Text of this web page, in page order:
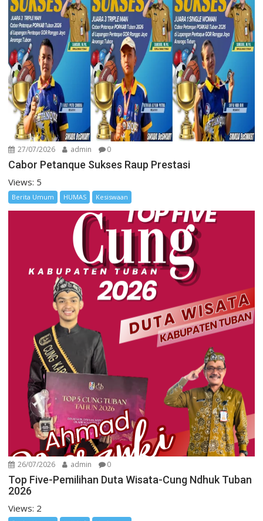
27/07/2026 admin 0
Cabor Petanque Sukses Raup Prestasi
Views: 5
Berita Umum HUMAS Kesiswaan
26/07/2026 admin 0
Top Five-Pemilihan Duta Wisata-Cung Ndhuk Tuban
2026
Views: 2